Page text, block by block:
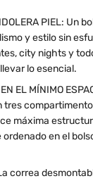
PIEL: Un
y estilo sin
city nights y
lo esencial.
EL MÍNIMO
tres
máxima
en el
correa